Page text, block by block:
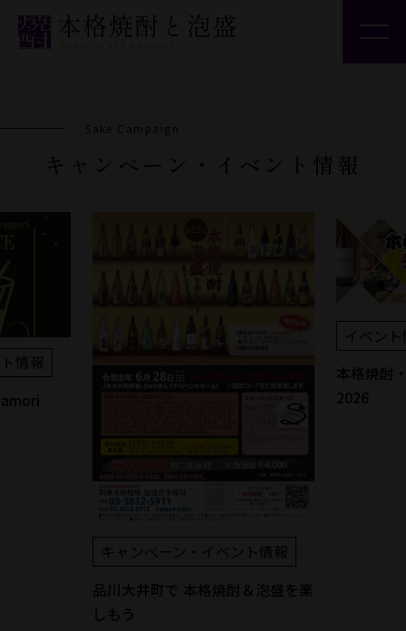
焼酎・泡盛とつながる
Sake Campaign
キャンペーン・イベント情報
情報
キャンペーン・イベント情報
品川大井町で 本格焼酎＆泡盛を楽
しもう
イベン
本格焼酎
2026